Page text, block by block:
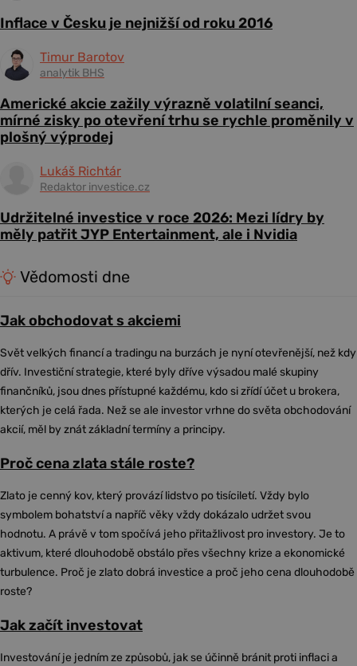
Inflace v Česku je nejnižší od roku 2016
Timur Barotov
analytik BHS
Americké akcie zažily výrazně volatilní seanci,
mírné zisky po otevření trhu se rychle proměnily v
plošný výprodej
Lukáš Richtár
Redaktor investice.cz
Udržitelné investice v roce 2026: Mezi lídry by
měly patřit JYP Entertainment, ale i Nvidia
Vědomosti dne
Jak obchodovat s akciemi
Svět velkých financí a tradingu na burzách je nyní otevřenější, než kdy
dřív. Investiční strategie, které byly dříve výsadou malé skupiny
finančníků, jsou dnes přístupné každému, kdo si zřídí účet u brokera,
kterých je celá řada. Než se ale investor vrhne do světa obchodování
akcií, měl by znát základní termíny a principy.
Proč cena zlata stále roste?
Zlato je cenný kov, který provází lidstvo po tisíciletí. Vždy bylo
symbolem bohatství a napříč věky vždy dokázalo udržet svou
hodnotu. A právě v tom spočívá jeho přitažlivost pro investory. Je to
aktivum, které dlouhodobě obstálo přes všechny krize a ekonomické
turbulence. Proč je zlato dobrá investice a proč jeho cena dlouhodobě
roste?
Jak začít investovat
Investování je jedním ze způsobů, jak se účinně bránit proti inflaci a